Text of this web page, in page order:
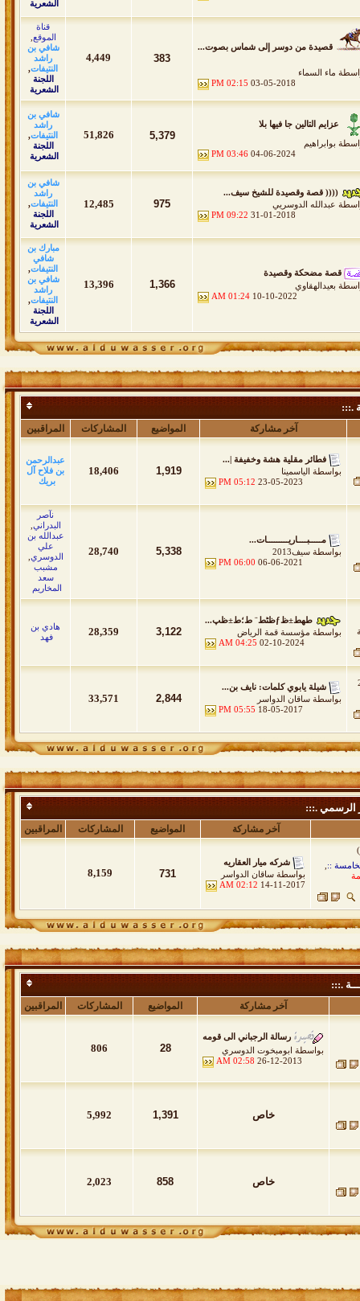
الشعرية
قصيدة من دوسر إلى شماس بصوت...
ماء السماء
03-05-2018
02:15 PM
383
4,449
قناة
الموقع
شافي بن
راشد
النتيفات,
اللجنة
الشعرية
عزايم التالين جا فيها بلا
بوابراهيم
04-06-2024
03:46 PM
5,379
51,826
شافي بن
راشد
النتيفات,
اللجنة
الشعرية
(((( قصة وقصيدة للشيخ سيف...
عبدالله الدوسريي
31-01-2018
09:22 PM
975
12,485
شافي بن
راشد
النتيفات,
اللجنة
الشعرية
قصة مضحكة وقصيدة
بعيدالهقاوي
10-10-2022
01:24 AM
1,366
13,396
مبارك بن
شافي
النتيفات,
شافي بن
راشد
النتيفات,
اللجنة
الشعرية
.:::
آخر مشاركة المواضيع المشاركات المراقبين
فطائر مقلية هشة وخفيفة |...
بواسطة الياسمينا
23-05-2023
05:12 PM
1,919
18,406
عبدالرحمن
بن فلاح آل
بريك
مـــــبــــاريـــــــــات...
بواسطة سيف2013
06-06-2021
06:00 PM
5,338
28,740
نآصر
البدراني
عبدالله بن
علي
الدوسري
مشبب
سعد
المخاريم
طھط±ظƒظٹط¨ ط؛ط±ظپ...
بواسطة مؤسسة قمة الرياض
02-10-2024
04:25 AM
3,122
28,359
هادي بن
فهد
شيلة يابوي كلمات: نايف بن...
بواسطة ساقان الدواسر
18-05-2017
05:55 PM
2,844
33,571
الرسمي .:::
آخر مشاركة المواضيع المشاركات المراقبين
::
شركه ميار العقاريه
بواسطة ساقان الدواسر
14-11-2017
02:12 AM
731
8,159
.:::
آخر مشاركة المواضيع المشاركات المراقبين
رسالة الرجباني الى قومه
بواسطة ابومبخوت الدوسري
26-12-2013
02:58 AM
28
806
خاص 1,391
5,992
خاص 858
2,023